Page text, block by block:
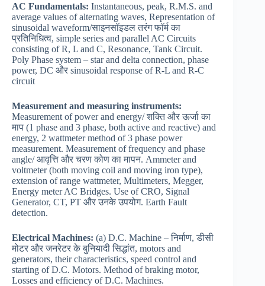
AC Fundamentals: Instantaneous, peak, R.M.S. and
average values of alternating waves, Representation of
sinusoidal waveform/साइनसॉइडल तरंग फॉर्म का
प्रतिनिधित्व, simple series and parallel AC Circuits
consisting of R, L and C, Resonance, Tank Circuit.
Poly Phase system – star and delta connection, phase
power, DC और sinusoidal response of R-L and R-C
circuit
Measurement and measuring instruments:
Measurement of power and energy/ शक्ति और ऊर्जा का
माप (1 phase and 3 phase, both active and reactive) and
energy, 2 wattmeter method of 3 phase power
measurement. Measurement of frequency and phase
angle/ आवृत्ति और चरण कोण का मापन. Ammeter and
voltmeter (both moving coil and moving iron type),
extension of range wattmeter, Multimeters, Megger,
Energy meter AC Bridges. Use of CRO, Signal
Generator, CT, PT और उनके उपयोग. Earth Fault
detection.
Electrical Machines: (a) D.C. Machine – निर्माण, डीसी
मोटर और जनरेटर के बुनियादी सिद्धांत, motors and
generators, their characteristics, speed control and
starting of D.C. Motors. Method of braking motor,
Losses and efficiency of D.C. Machines.